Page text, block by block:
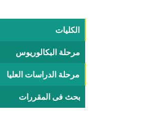
الكليات
مرحلة البكالوريوس
مرحلة الدراسات العليا
بحث فى المقررات